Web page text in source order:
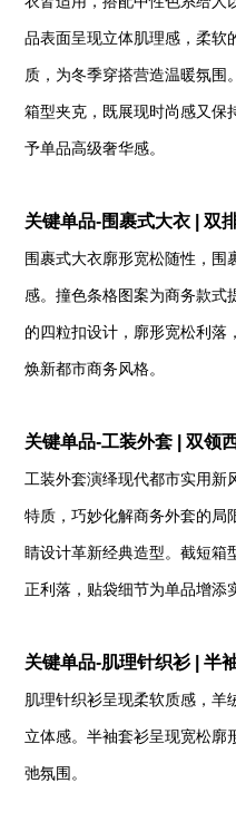
品表面呈现立体肌理感，柔软
质，为冬季穿搭营造温暖氛围
箱型夹克，既展现时尚感又保
予单品高级奢华感。
关键单品-围裹式大衣 | 双
围裹式大衣廓形宽松随性，围
感。撞色条格图案为商务款式
的四粒扣设计，廓形宽松利落
焕新都市商务风格。
关键单品-工装外套 | 双领
工装外套演绎现代都市实用新
特质，巧妙化解商务外套的局
睛设计革新经典造型。截短箱
正利落，贴袋细节为单品增添
关键单品-肌理针织衫 | 半
肌理针织衫呈现柔软质感，羊
立体感。半袖套衫呈现宽松廓
弛氛围。